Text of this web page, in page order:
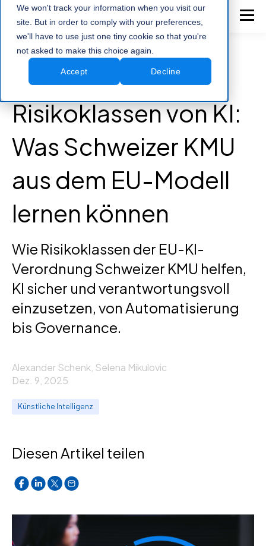
We won't track your information when you visit our
site. But in order to comply with your preferences,
we'll have to use just one tiny cookie so that you're
not asked to make this choice again.
Accept Decline
Künstliche Intelligenz
Risikoklassen von KI:
Was Schweizer KMU
aus dem EU-Modell
lernen können
Wie Risikoklassen der EU-KI-
Verordnung Schweizer KMU helfen,
KI sicher und verantwortungsvoll
einzusetzen, von Automatisierung
bis Governance.
Alexander Schenk, Selena Mikulovic
Dez. 9, 2025
Künstliche Intelligenz
Diesen Artikel teilen